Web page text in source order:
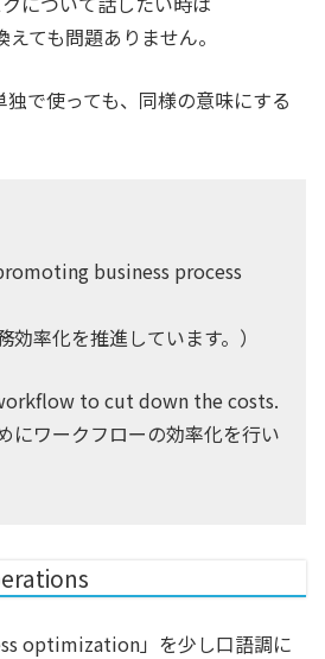
ても問題ありません。
で使っても、同様の意味にする
business process
効率化を推進しています。）
to cut down the costs.
にワークフローの効率化を行い
optimization」を少し口語調に